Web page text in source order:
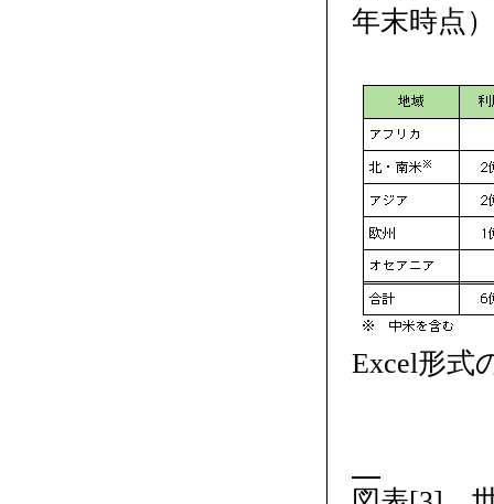
年末時点）
Excel形式